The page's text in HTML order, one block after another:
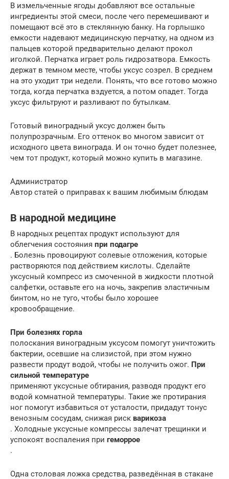
В измельченные ягоды добавляют все остальные
ингредиенты этой смеси, после чего перемешивают и
помещают всё это в стеклянную банку. На горлышко
емкости надевают медицинскую перчатку, на одном из
пальцев которой предварительно делают прокол
иголкой. Перчатка играет роль гидрозатвора. Емкость
держат в темном месте, чтобы уксус созрел. В среднем
на это уходит три недели. Понять, что все готово можно
тогда, когда перчатка вздуется, а потом опадет. Тогда
уксус фильтруют и разливают по бутылкам.
Готовый виноградный уксус должен быть
полупрозрачным. Его оттенок во многом зависит от
исходного цвета винограда. И он точно будет полезнее,
чем тот продукт, который можно купить в магазине.
Администратор
Автор статей о приправах к вашим любимым блюдам
В народной медицине
В народных рецептах продукт используют для
облегчения состояния при подагре
. Болезнь провоцируют солевые отложения, которые
растворяются под действием кислоты. Сделайте
уксусный компресс из смоченной в жидкости плотной
салфетки, оставьте его на ночь, закрепив эластичным
бинтом, но не туго, чтобы было хорошее
кровообращение.
При болезнях горла
полоскания виноградным уксусом помогут уничтожить
бактерии, осевшие на слизистой, при этом нужно
развести продут водой, чтобы не получить ожог. При
сильной температуре
применяют уксусные обтирания, разводя продукт его
водой комнатной температуры. Такие же протирания
ног помогут избавиться от усталости, придадут тонус
венозным сосудам, снижая риск варикоза
. Холодные уксусные компрессы залечат трещинки и
успокоят воспаления при геморрое
.
Одна столовая ложка средства, разведённая в стакане